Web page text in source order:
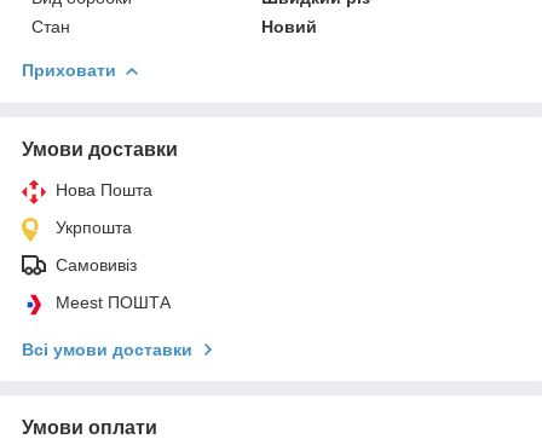
Стан
Новий
Приховати
Умови доставки
Нова Пошта
Укрпошта
Самовивіз
Meest ПОШТА
Всі умови доставки
Умови оплати